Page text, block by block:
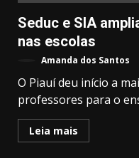
Seduc e SIA
nas escolas
Amanda dos Santos
O Piauí deu início a
professores para o
Leia mais